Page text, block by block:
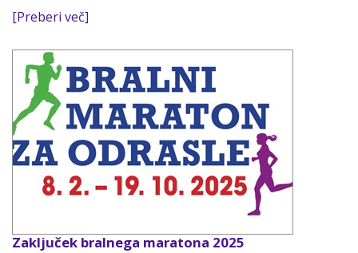
[Preberi več]
Zaključek bralnega maratona 2025